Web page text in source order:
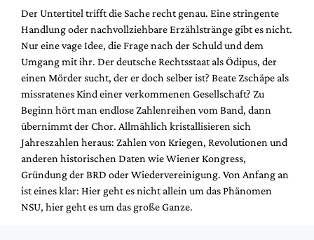
Der Untertitel trifft die Sache recht genau. Eine stringente
Handlung oder nachvollziehbare Erzählstränge gibt es nicht.
Nur eine vage Idee, die Frage nach der Schuld und dem
Umgang mit ihr. Der deutsche Rechtsstaat als Ödipus, der
einen Mörder sucht, der er doch selber ist? Beate Zschäpe als
missratenes Kind einer verkommenen Gesellschaft? Zu
Beginn hört man endlose Zahlenreihen vom Band, dann
übernimmt der Chor. Allmählich kristallisieren sich
Jahreszahlen heraus: Zahlen von Kriegen, Revolutionen und
anderen historischen Daten wie Wiener Kongress,
Gründung der BRD oder Wiedervereinigung. Von Anfang an
ist eines klar: Hier geht es nicht allein um das Phänomen
NSU, hier geht es um das große Ganze.